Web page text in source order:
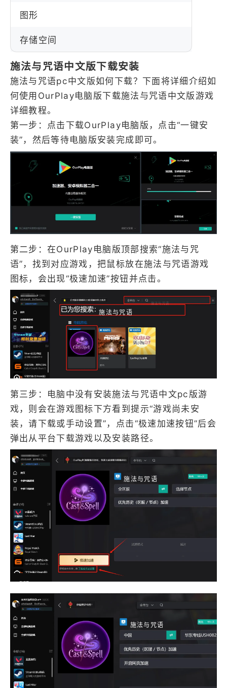
图形
存储空间
施法与咒语中文版下载安装
施法与咒语pc中文版如何下载？下面将详细介绍如
何使用OurPlay电脑版下载施法与咒语中文版游戏
详细教程。
第一步：点击下载OurPlay电脑版，点击“一键安
装”，然后等待电脑版安装完成即可。
第二步：在OurPlay电脑版顶部搜索“施法与咒
语”，找到对应游戏，把鼠标放在施法与咒语游戏
图标，会出现“极速加速”按钮并点击。
施法与咒语
施法与咒语
第三步：电脑中没有安装施法与咒语中文pc版游
戏，则会在游戏图标下方看到提示“游戏尚未安
装，请下载或手动设置”，点击“极速加速按钮”后会
弹出从平台下载游戏以及安装路径。
施法与咒语
施法与咒语